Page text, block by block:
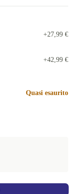
+27,99 €
+42,99 €
Quasi esaurito